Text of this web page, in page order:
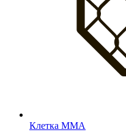
Клетка MMA